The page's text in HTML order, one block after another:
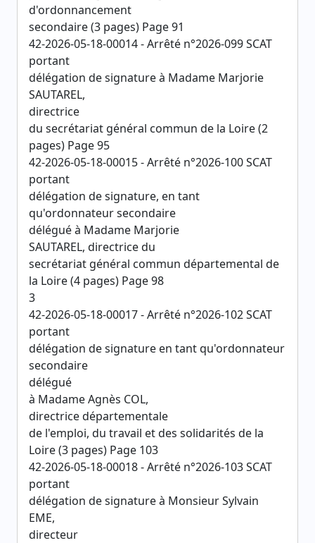
d'ordonnancement
secondaire (3 pages) Page 91
42-2026-05-18-00014 - Arrêté n°2026-099 SCAT
portant
délégation de signature à Madame Marjorie
SAUTAREL,
directrice
du secrétariat général commun de la Loire (2
pages) Page 95
42-2026-05-18-00015 - Arrêté n°2026-100 SCAT
portant
délégation de signature, en tant
qu'ordonnateur secondaire
délégué à Madame Marjorie
SAUTAREL, directrice du
secrétariat général commun départemental de
la Loire (4 pages) Page 98
3
42-2026-05-18-00017 - Arrêté n°2026-102 SCAT
portant
délégation de signature en tant qu'ordonnateur
secondaire
délégué
à Madame Agnès COL,
directrice départementale
de l'emploi, du travail et des solidarités de la
Loire (3 pages) Page 103
42-2026-05-18-00018 - Arrêté n°2026-103 SCAT
portant
délégation de signature à Monsieur Sylvain
EME,
directeur